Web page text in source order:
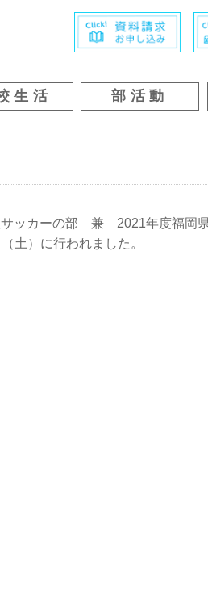
生活 部活動
サッカーの部 兼 2021年度福岡
土）に行われました。